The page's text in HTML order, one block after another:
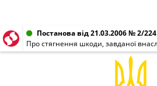
Постанова від 21.03.2006 № 2/224